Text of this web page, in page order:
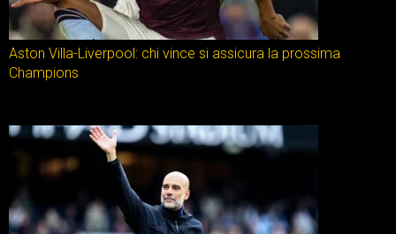
Aston Villa-Liverpool: chi vince si assicura la prossima
Champions